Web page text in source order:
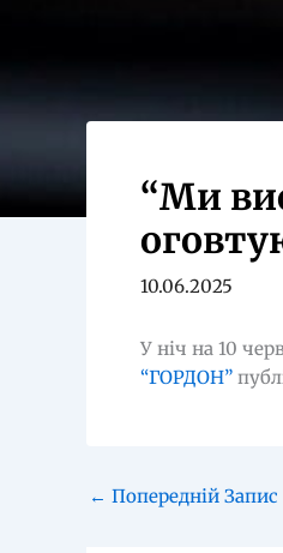
“Ми
10.06.2025
У ніч на 10
“ГОРДОН”
← Попередній Запис